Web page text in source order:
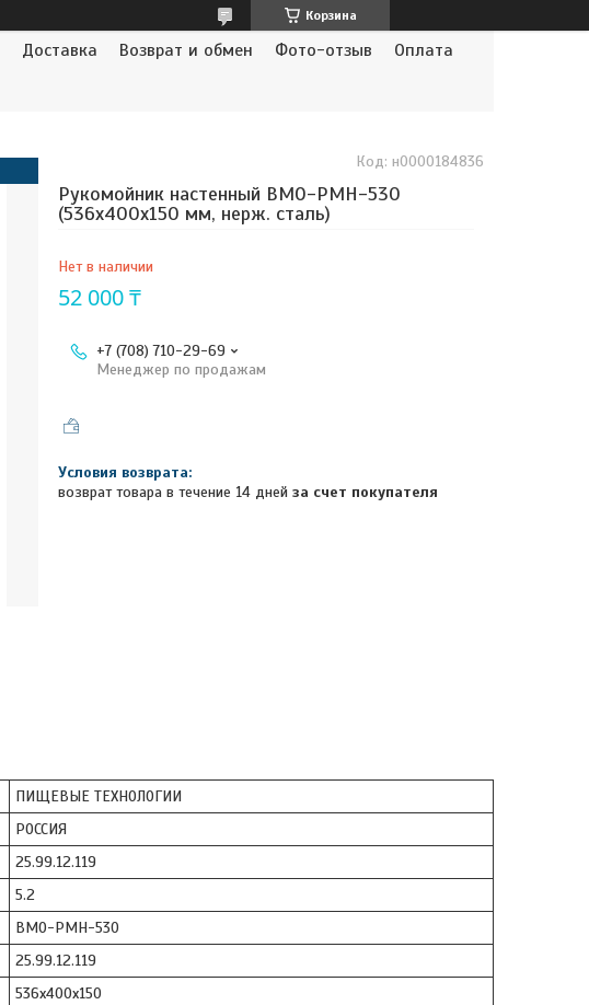
Корзина
Доставка Возврат и обмен Фото-отзыв
Оплата
Рукомойник настенный ВМО-РМН-530
(536х400х150 мм, нерж. сталь)
Нет в наличии
Код:н0000184836
52 000 ₸
+7 (708) 710-29-69
Менеджер по продажам
возврат товара в течение 14 дней за счет покупателя
ПИЩЕВЫЕ ТЕХНОЛОГИИ
РОССИЯ
25.99.12.119
5.2
ВМО-РМН-530
25.99.12.119
536х400х150